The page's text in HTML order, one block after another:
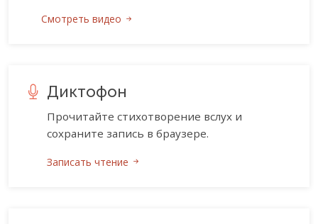
Смотреть видео
Диктофон
Прочитайте стихотворение вслух и
сохраните запись в браузере.
Записать чтение